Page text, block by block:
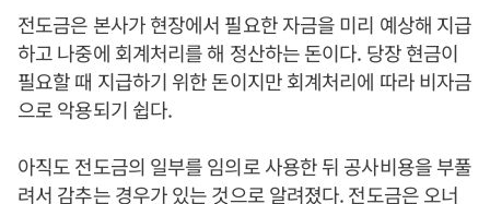
전도금은 본사가 현장에서 필요한 자금을 미리 예상해 지급
하고 나중에 회계처리를 해 정산하는 돈이다. 당장 현금이
필요할 때 지급하기 위한 돈이지만 회계처리에 따라 비자금
으로 악용되기 쉽다.
아직도 전도금의 일부를 임의로 사용한 뒤 공사비용을 부풀
려서 감추는 경우가 있는 것으로 알려졌다. 전도금은 오너